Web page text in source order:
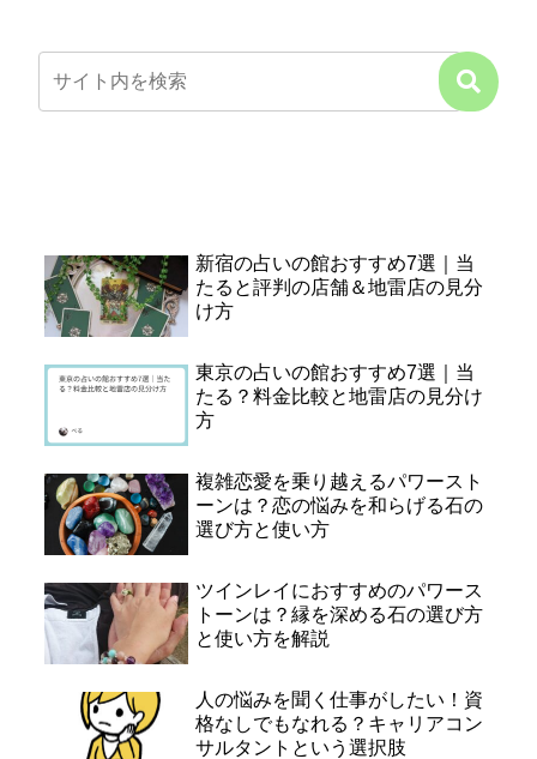
新宿の占いの館おすすめ7選｜当
たると評判の店舗＆地雷店の見分
け方
東京の占いの館おすすめ7選｜当
たる？料金比較と地雷店の見分け
方
複雑恋愛を乗り越えるパワースト
ーンは？恋の悩みを和らげる石の
選び方と使い方
ツインレイにおすすめのパワース
トーンは？縁を深める石の選び方
と使い方を解説
人の悩みを聞く仕事がしたい！資
格なしでもなれる？キャリアコン
サルタントという選択肢